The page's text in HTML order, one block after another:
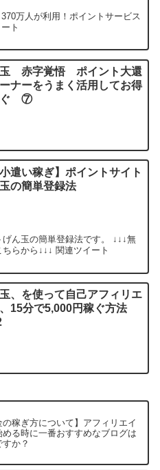
万人が利用！ポイントサービス
ト
赤字覚悟 ポイント大還
ナーをうまく活用してお得
ぐ ⑦
小遣い稼ぎ】ポイントサイト
の簡単登録法
げん玉の簡単登録法です。 ↓↓↓無
らから↓↓↓ 関連ツイート
、を使って自己アフィリエ
15分で5,000円稼ぐ方法
の稼ぎ方について】アフィリエイ
める時に一番おすすめなブログは
すか？